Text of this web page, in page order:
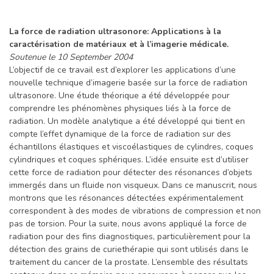
La force de radiation ultrasonore: Applications à la
caractérisation de matériaux et à l’imagerie médicale.
Soutenue le 10 September 2004
L’objectif de ce travail est d’explorer les applications d’une
nouvelle technique d’imagerie basée sur la force de radiation
ultrasonore. Une étude théorique a été développée pour
comprendre les phénomènes physiques liés à la force de
radiation. Un modèle analytique a été développé qui tient en
compte l’effet dynamique de la force de radiation sur des
échantillons élastiques et viscoélastiques de cylindres, coques
cylindriques et coques sphériques. L’idée ensuite est d’utiliser
cette force de radiation pour détecter des résonances d’objets
immergés dans un fluide non visqueux. Dans ce manuscrit, nous
montrons que les résonances détectées expérimentalement
correspondent à des modes de vibrations de compression et non
pas de torsion. Pour la suite, nous avons appliqué la force de
radiation pour des fins diagnostiques, particulièrement pour la
détection des grains de curiethérapie qui sont utilisés dans le
traitement du cancer de la prostate. L’ensemble des résultats